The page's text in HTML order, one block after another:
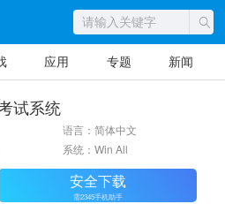
应用 专题 新闻
试系统
语言：简体中文
系统：Win All
安全下载
需2345手机助手